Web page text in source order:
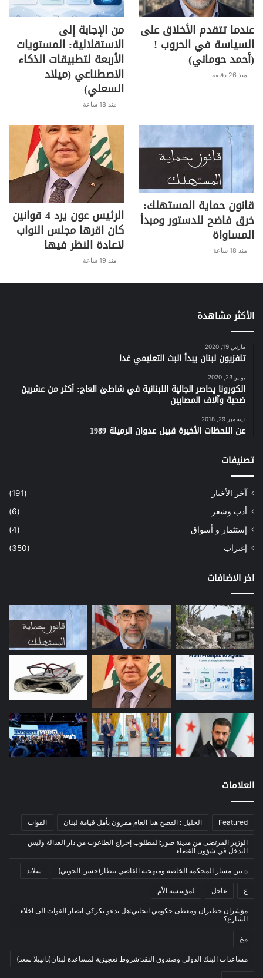
عندما تتقدم الأخلاق على
السياسة في الحروب !
(أحمد حوماني)
منذ 26 دقيقة
من الإجابة إلى
الاستقلالية: المستويات
الأربعة لتطبيقات الذكاء
الاصطناعي (ميلاد
السعلي)
منذ 18 ساعة
قانون حماية المستهلك:
خرق فاضح للدستور ومبدأ
المساواة
منذ 18 ساعة
الرئيس عون يرد 4 قوانين
كان اقرها مجلس النواب
لاعادة النظر فيها
منذ 19 ساعة
الأكثر مشاهدة
مارس 19, 2020
تلفزيون لبنان يبدأ البث التعليمي غدا
يونيو 23, 2020
الكورونا يحاصر الجالية اللبنانية في شاطئ العاج: أكثر من عشرين
ضحية وآلاف المصابين
ديسمبر 29, 2018
عن اللحظات الأخيرة قبيل عدوان الرميلة 1989
تصنيفات
آخر الأخبار
(191)
أدب وشعر
(6)
إستثمار و أسواق
(4)
إغتراب
(350)
إقتصاد
(1٬040)
إعمار
(3)
بيئة
(16)
دراسة
طاقة
(12)
مصارف
(168)
معادن
(1)
موازنة
(4)
نفط
(91)
اتصالات
(26)
الرئيسية
العالم العربي
المحكمة الخاصة
بيئة
أدب وشعر
(133)
إعلام
بروفايل
اخر الاضافات
العلامات
Featured الخليل : الفصح هذا العام مقرون بأمل قيامة لبنان القوات
الوزير المرتضى من مدينة صور:المطلوب إخراج الطاغوت من دار العدالة وليس
التدخل في شؤون القضاء
ة بين مسار المحكمة الخاصة ومنهجية القاضي بيطار(حسن الجوني) سلايد
ع عاجل لمؤسسة الأم
مؤشران خطيران ومعطى حكومي ايجابي:هل تدعو بكركي انصار القوات الى اخلاء
الشارع؟
مخ
مساعدات البنك الدولي وصندوق النقد:شروط تعجيزية لمساعدة لبنان(دانييلا سعد)